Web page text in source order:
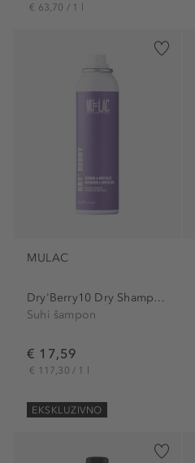
€ 63,70 / 1 l
MULAC
Dry'Berry10 Dry Shampoo
Suhi šampon
€ 17,59
€ 117,30 / 1 l
EKSKLUZIVNO